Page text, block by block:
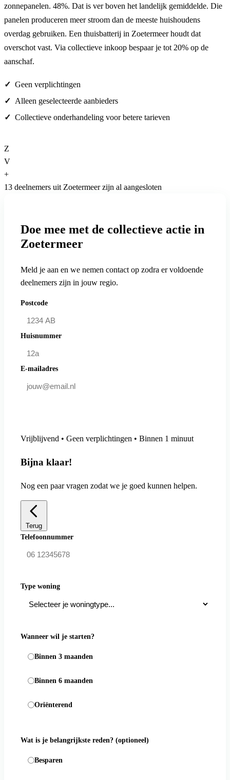
zonnepanelen. 48%. Dat is ver boven het landelijk gemiddelde. Die
panelen produceren meer stroom dan de meeste huishoudens
overdag gebruiken. Een thuisbatterij in Zoetermeer houdt dat
overschot vast. Via collectieve inkoop bespaar je tot 20% op de
aanschaf.
Geen verplichtingen
Alleen geselecteerde aanbieders
Collectieve onderhandeling voor betere tarieven
Z
V
+
13 deelnemers uit Zoetermeer zijn al aangesloten
Doe mee met de collectieve actie in
Zoetermeer
Meld je aan en we nemen contact op zodra er voldoende
deelnemers zijn in jouw regio.
Postcode
Huisnummer
E-mailadres
Vrijblijvend • Geen verplichtingen • Binnen 1 minuut
Bijna klaar!
Nog een paar vragen zodat we je goed kunnen helpen.
Terug
Telefoonnummer
Type woning
Wanneer wil je starten?
Binnen 3 maanden
Binnen 6 maanden
Oriënterend
Wat is je belangrijkste reden? (optioneel)
Besparen